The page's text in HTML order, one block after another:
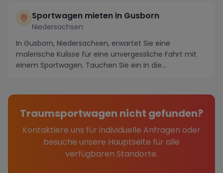
Sportwagen mieten in Gusborn
Niedersachsen
In Gusborn, Niedersachsen, erwartet Sie eine
malerische Kulisse für eine unvergessliche Fahrt mit
einem Sportwagen. Tauchen Sie ein in die
Traumsportwagen nicht gefunden?
Kontaktiere uns für individuelle Anfragen oder
besuche unsere Hauptseite für alle
verfügbaren Standorte.